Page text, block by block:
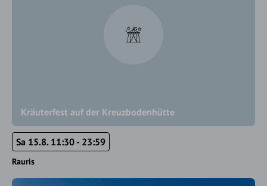
Kräuterfest auf der Kreuzbodenhütte
Sa 15.8. 11:30 - 23:59
Rauris